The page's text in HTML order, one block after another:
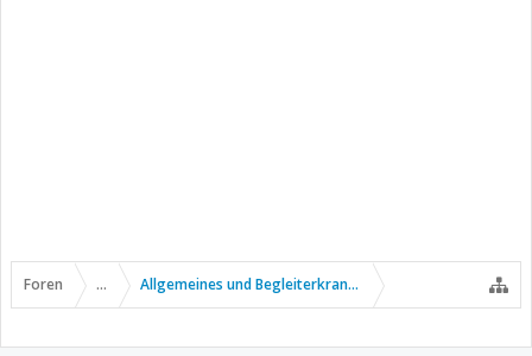
Foren ... Allgemeines und Begleiterkrankungen